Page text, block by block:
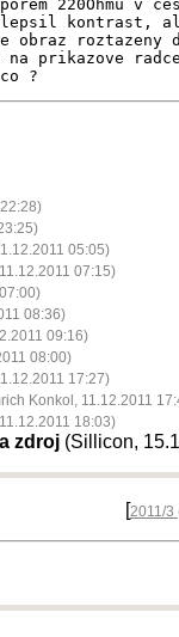
?
05:05)
07:15)
08:36)
09:16)
08:00)
17:27)
Konkol, 11.12.2011
18:03)
zdroj (Sillicon,
[2011/3